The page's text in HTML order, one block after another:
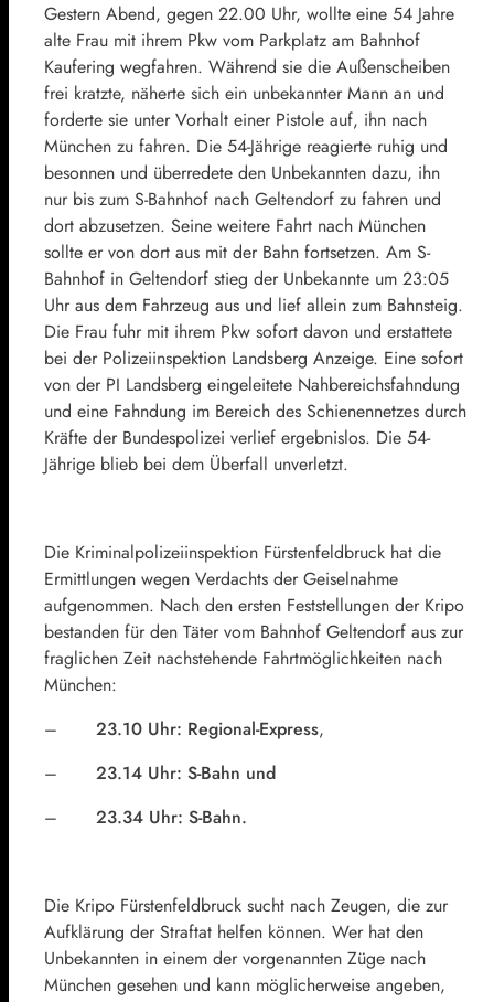
Gestern Abend, gegen 22.00 Uhr, wollte eine 54 Jahre
alte Frau mit ihrem Pkw vom Parkplatz am Bahnhof
Kaufering wegfahren. Während sie die Außenscheiben
frei kratzte, näherte sich ein unbekannter Mann an und
forderte sie unter Vorhalt einer Pistole auf, ihn nach
München zu fahren. Die 54-Jährige reagierte ruhig und
besonnen und überredete den Unbekannten dazu, ihn
nur bis zum S-Bahnhof nach Geltendorf zu fahren und
dort abzusetzen. Seine weitere Fahrt nach München
sollte er von dort aus mit der Bahn fortsetzen. Am S-
Bahnhof in Geltendorf stieg der Unbekannte um 23:05
Uhr aus dem Fahrzeug aus und lief allein zum Bahnsteig.
Die Frau fuhr mit ihrem Pkw sofort davon und erstattete
bei der Polizeiinspektion Landsberg Anzeige. Eine sofort
von der PI Landsberg eingeleitete Nahbereichsfahndung
und eine Fahndung im Bereich des Schienennetzes durch
Kräfte der Bundespolizei verlief ergebnislos. Die 54-
Jährige blieb bei dem Überfall unverletzt.
Die Kriminalpolizeiinspektion Fürstenfeldbruck hat die
Ermittlungen wegen Verdachts der Geiselnahme
aufgenommen. Nach den ersten Feststellungen der Kripo
bestanden für den Täter vom Bahnhof Geltendorf aus zur
fraglichen Zeit nachstehende Fahrtmöglichkeiten nach
München:
–
23.10 Uhr: Regional-Express,
– 23.14 Uhr: S-Bahn und
– 23.34 Uhr: S-Bahn.
Die Kripo Fürstenfeldbruck sucht nach Zeugen, die zur
Aufklärung der Straftat helfen können. Wer hat den
Unbekannten in einem der vorgenannten Züge nach
München gesehen und kann möglicherweise angeben,